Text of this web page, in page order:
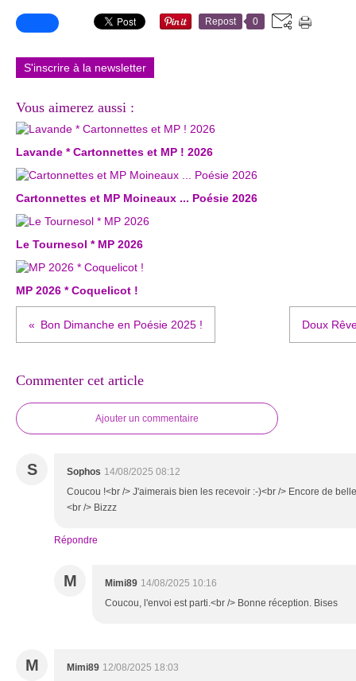
Repost 0
S'inscrire à la newsletter
Vous aimerez aussi :
Lavande * Cartonnettes et MP ! 2026
Cartonnettes et MP Moineaux ... Poésie 2026
Le Tournesol * MP 2026
MP 2026 * Coquelicot !
Bon Dimanche en Poésie 2025 ! Doux
Commenter cet article
Ajouter un commentaire
S Sophos 14/08/2025 08:12
Coucou !<br /> J'aimerais bien les recevoir :-)<br /> Encore de
<br /> Bizzz
Répondre
M Mimi89 14/08/2025 10:16
Coucou, l'envoi est parti.<br /> Bonne réception. Bises
M Mimi89 12/08/2025 18:03